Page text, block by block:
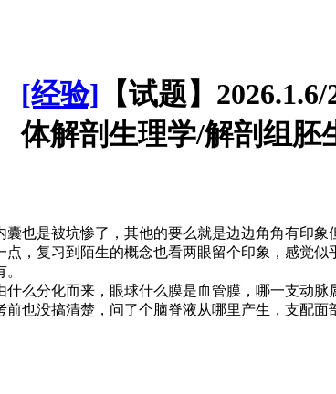
[经验] 【试题】
体解剖生理学/解剖组胚
也是被坑惨了，其他的要么就是边边角角有印象
，复习到陌生的概念也看两眼留个印象，感觉
么分化而来，眼球什么膜是血管膜，哪一支动
也没搞清楚，问了个脑脊液从哪里产生，支配